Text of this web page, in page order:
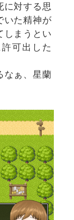
に対する思
いた精神が
しまうとい
可出した
なぁ、星蘭